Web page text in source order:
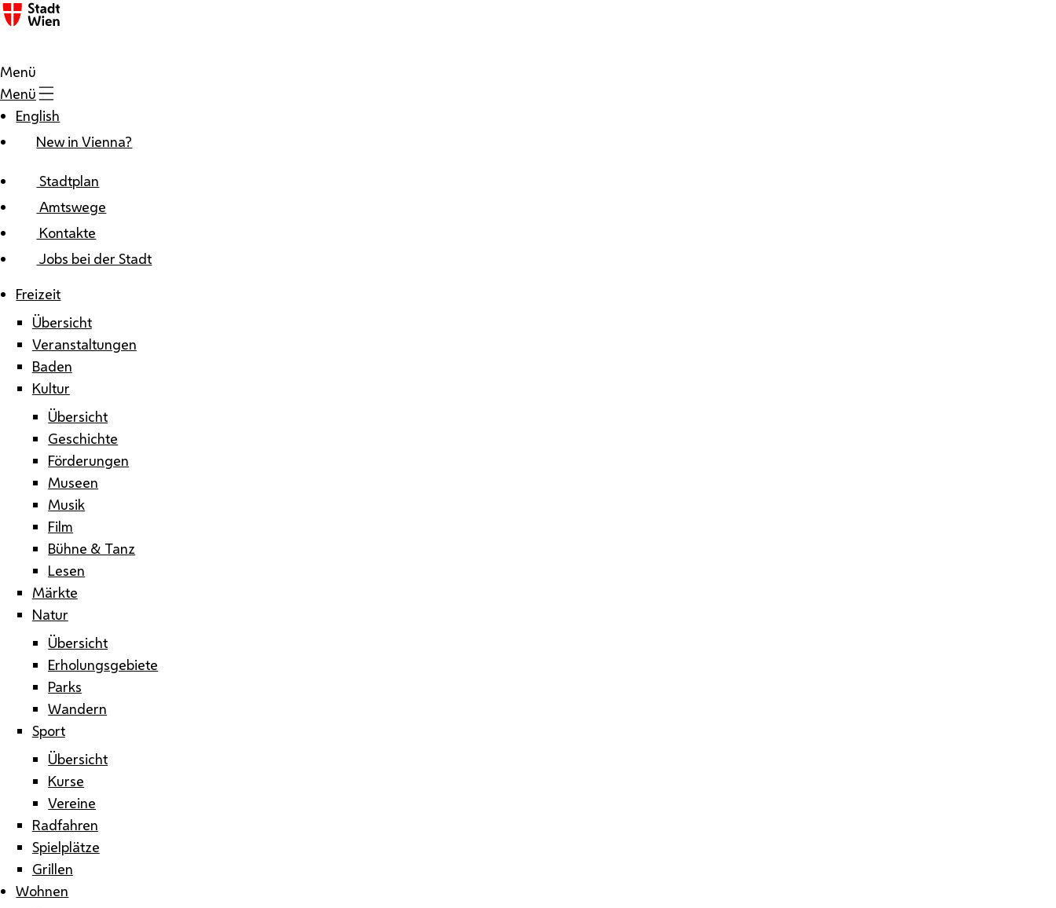
Zum Inhalt
Menü
Menü
English
New in Vienna?
Stadtplan
Amtswege
Kontakte
Jobs bei der Stadt
Freizeit
Übersicht
Veranstaltungen
Baden
Kultur
Übersicht
Geschichte
Förderungen
Museen
Musik
Film
Bühne & Tanz
Lesen
Märkte
Natur
Übersicht
Erholungsgebiete
Parks
Wandern
Sport
Übersicht
Kurse
Vereine
Radfahren
Spielplätze
Grillen
Wohnen